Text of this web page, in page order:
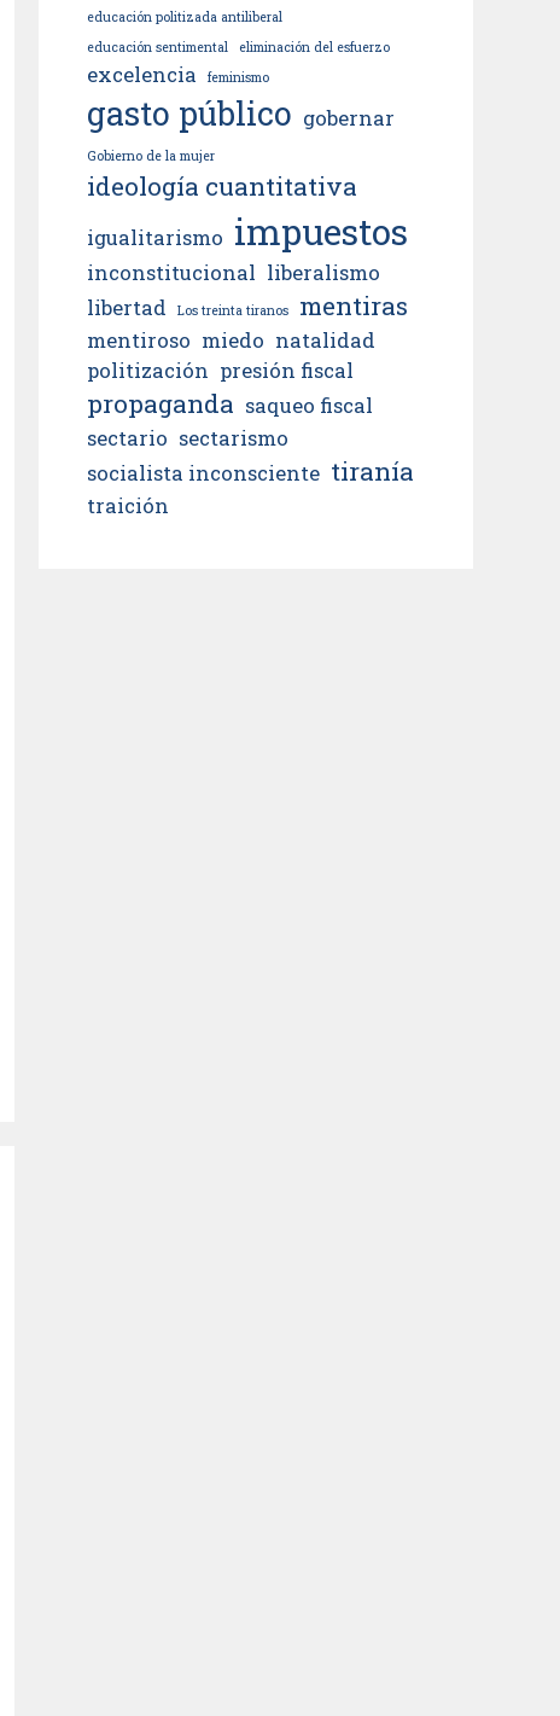
educación politizada antiliberal
educación sentimental
eliminación del esfuerzo
excelencia feminismo
gasto público gobernar
Gobierno de la mujer
ideología cuantitativa
igualitarismo impuestos
inconstitucional liberalismo
libertad
Los treinta tiranos mentiras
mentiroso miedo natalidad
politización presión fiscal
propaganda saqueo fiscal
sectario sectarismo
socialista inconsciente tiranía
traición